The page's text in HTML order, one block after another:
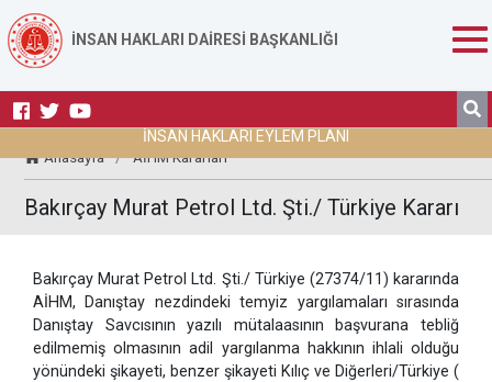
İNSAN HAKLARI DAİRESİ BAŞKANLIĞI
İNSAN HAKLARI EYLEM PLANI
Anasayfa / AİHM Kararları
Bakırçay Murat Petrol Ltd. Şti./ Türkiye Kararı
Bakırçay Murat Petrol Ltd. Şti./ Türkiye (27374/11) kararında
AİHM, Danıştay nezdindeki temyiz yargılamaları sırasında
Danıştay Savcısının yazılı mütalaasının başvurana tebliğ
edilmemiş olmasının adil yargılanma hakkının ihlali olduğu
yönündeki şikayeti, benzer şikayeti Kılıç ve Diğerleri/Türkiye (